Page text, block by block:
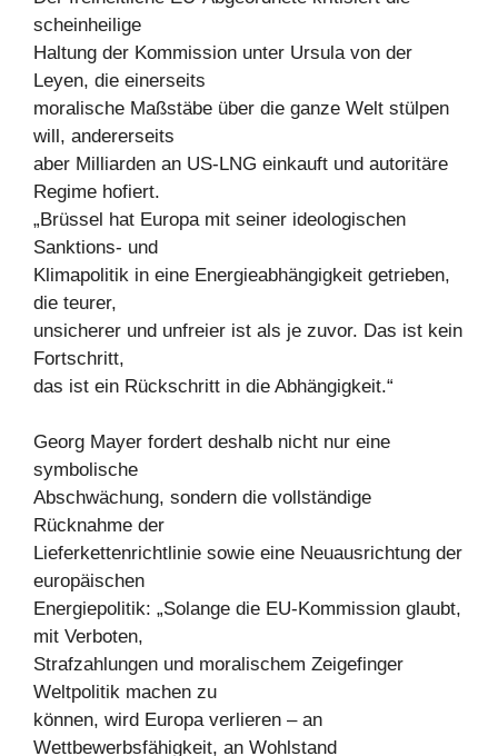
scheinheilige
Haltung der Kommission unter Ursula von der
Leyen, die einerseits
moralische Maßstäbe über die ganze Welt stülpen
will, andererseits
aber Milliarden an US-LNG einkauft und autoritäre
Regime hofiert.
„Brüssel hat Europa mit seiner ideologischen
Sanktions- und
Klimapolitik in eine Energieabhängigkeit getrieben,
die teurer,
unsicherer und unfreier ist als je zuvor. Das ist kein
Fortschritt,
das ist ein Rückschritt in die Abhängigkeit.“
Georg Mayer fordert deshalb nicht nur eine
symbolische
Abschwächung, sondern die vollständige
Rücknahme der
Lieferkettenrichtlinie sowie eine Neuausrichtung der
europäischen
Energiepolitik: „Solange die EU-Kommission glaubt,
mit Verboten,
Strafzahlungen und moralischem Zeigefinger
Weltpolitik machen zu
können, wird Europa verlieren – an
Wettbewerbsfähigkeit, an Wohlstand